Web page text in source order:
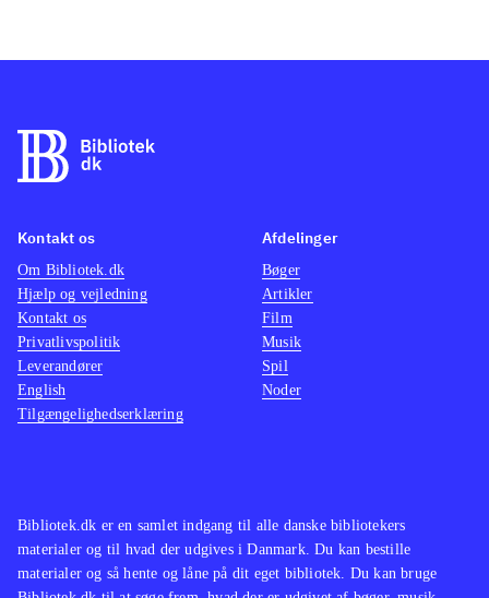
Bibliotek.dk er en samlet indgang til alle danske bibliotekers
materialer og til hvad der udgives i Danmark. Du kan bestille
materialer og så hente og låne på dit eget bibliotek. Du kan bruge
Kontakt os
Om Bibliotek.dk
Hjælp og vejledning
Kontakt os
Privatlivspolitik
Leverandører
English
Tilgængelighedserklæring
Afdelinger
Bøger
Artikler
Film
Musik
Spil
Noder